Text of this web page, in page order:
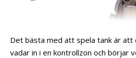
Det bästa med att spela tank är att
vadar in i en kontrollzon och börjar